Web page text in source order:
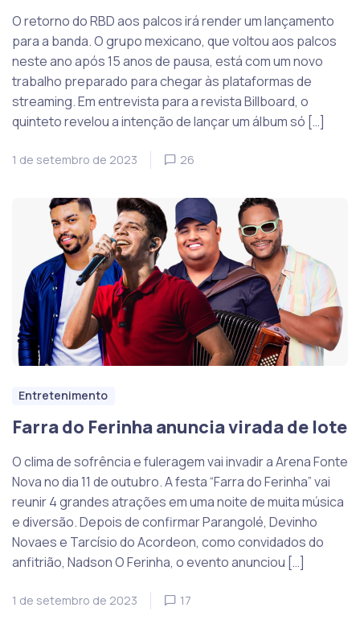
O retorno do RBD aos palcos irá render um lançamento
para a banda. O grupo mexicano, que voltou aos palcos
neste ano após 15 anos de pausa, está com um novo
trabalho preparado para chegar às plataformas de
streaming. Em entrevista para a revista Billboard, o
quinteto revelou a intenção de lançar um álbum só […]
1 de setembro de 2023 26
Entretenimento
Farra do Ferinha anuncia virada de lote
O clima de sofrência e fuleragem vai invadir a Arena Fonte
Nova no dia 11 de outubro. A festa “Farra do Ferinha” vai
reunir 4 grandes atrações em uma noite de muita música
e diversão. Depois de confirmar Parangolé, Devinho
Novaes e Tarcísio do Acordeon, como convidados do
anfitrião, Nadson O Ferinha, o evento anunciou […]
1 de setembro de 2023 17